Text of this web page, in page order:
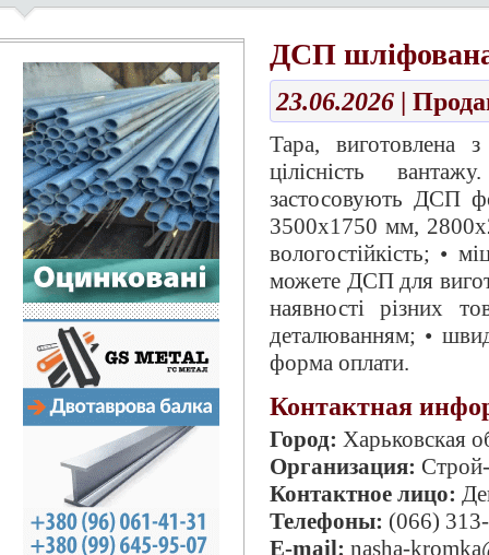
ДСП
23.06.2026 |
Тара, виготовлена
цілісність
застосовують ДСП
3500х1750 мм,
вологостійкість; •
можете ДСП для
наявності різних
деталюванням; •
форма оплати.
Контактная
Город: Харьковская
Организация:
Контактное лицо:
Телефоны: (066)
E-mail: nasha-